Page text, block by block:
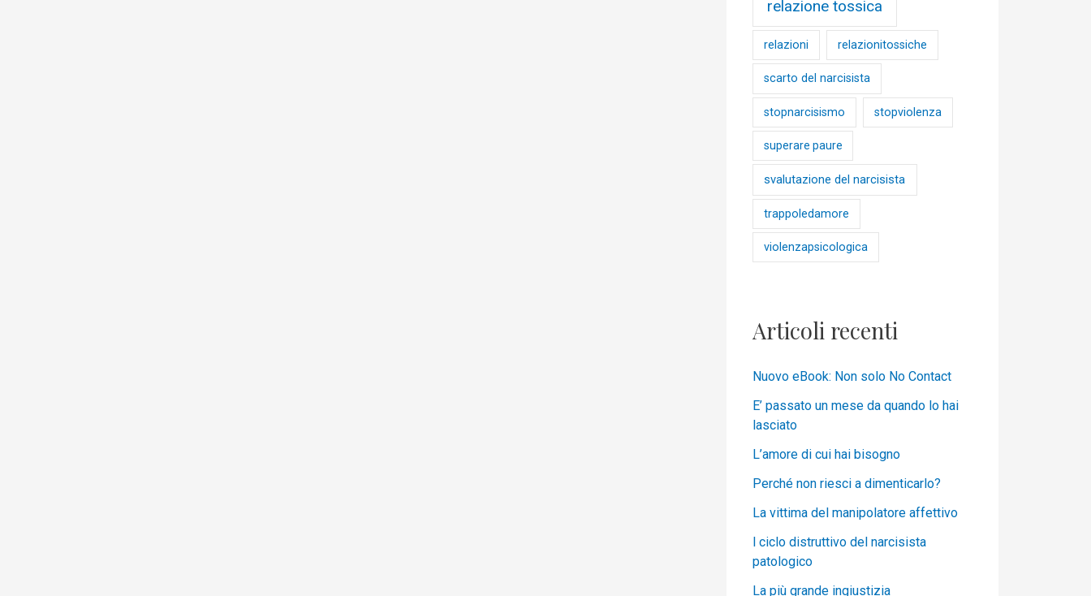
relazione tossica
relazioni relazionitossiche
scarto del narcisista
stopnarcisismo stopviolenza
superare paure
svalutazione del narcisista
trappoledamore
violenzapsicologica
Articoli recenti
Nuovo eBook: Non solo No Contact
E’ passato un mese da quando lo hai
lasciato
L’amore di cui hai bisogno
Perché non riesci a dimenticarlo?
La vittima del manipolatore affettivo
l ciclo distruttivo del narcisista
patologico
La più grande ingiustizia